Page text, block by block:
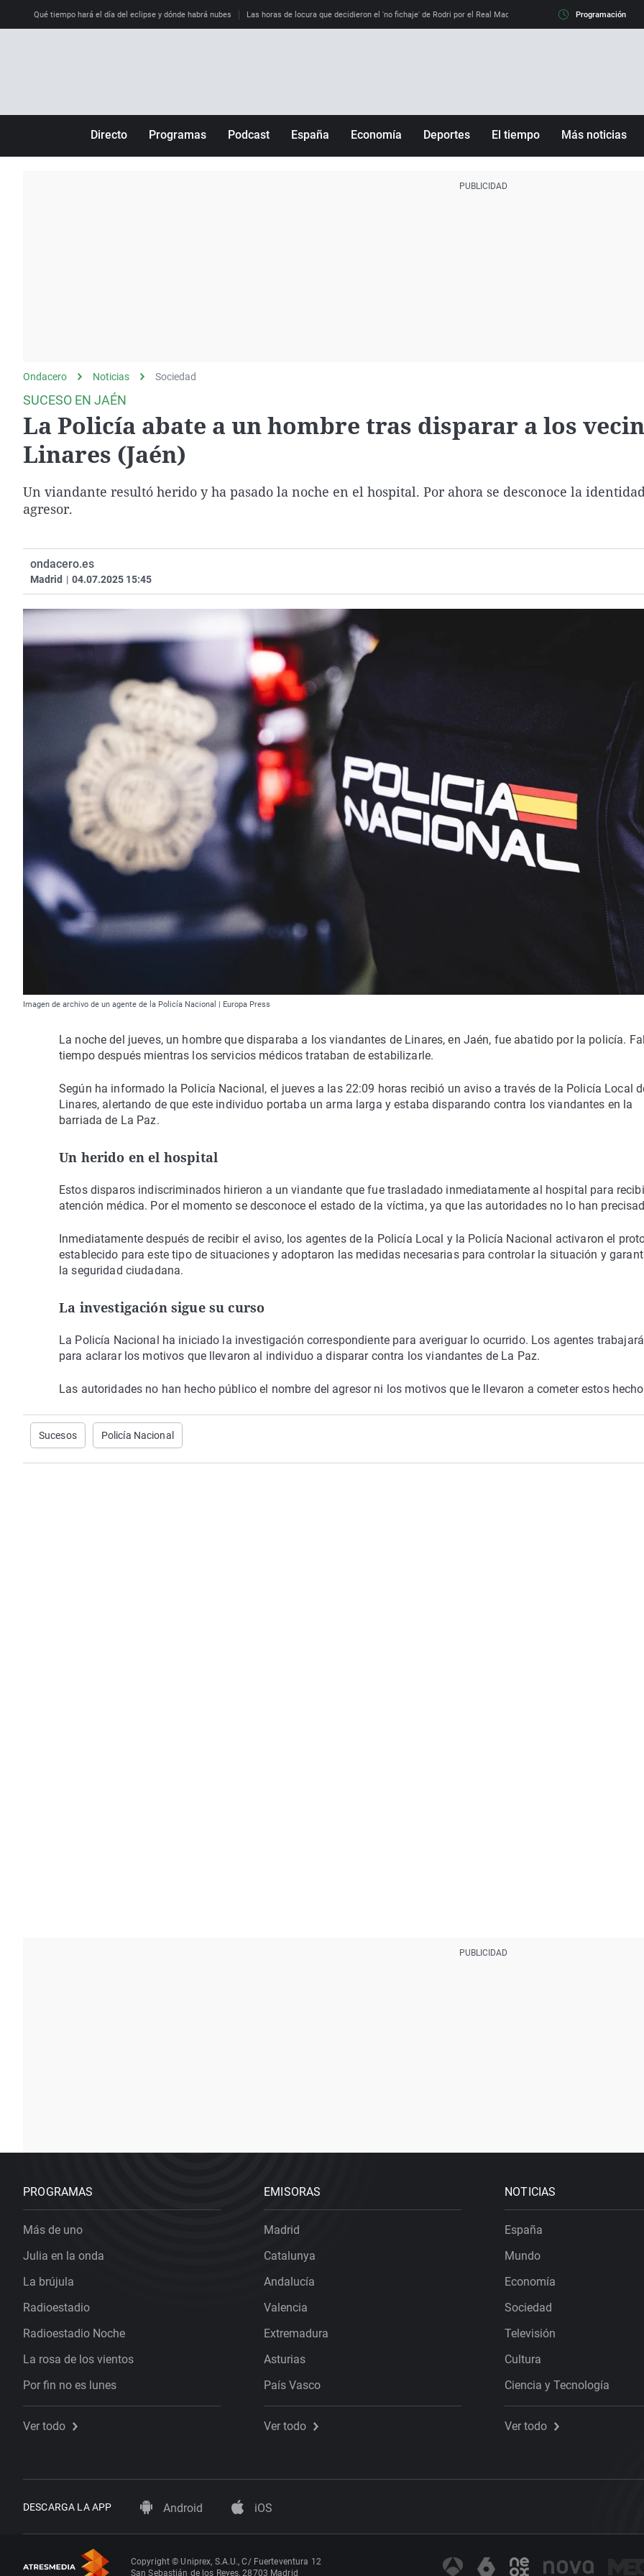
Qué tiempo hará el día del eclipse y dónde habrá nubes Las horas de locura que decidieron el 'no fichaje' de Rodri por el Real Madrid y su 'sí' al Barça La llamada
Programación
Directo Programas
Como el perro y el
Podcast
Equipo de investigación
España
País Vasco
Economía Deportes El tiempo Más noticias
Ondacero Noticias Sociedad
SUCESO EN JAÉN
La Policía abate a un hombre tras disparar a los
Linares (Jaén)
Un viandante resultó herido y ha pasado la noche en el hospital. Por ahora se desconoce la
agresor.
ondacero.es
Madrid | 04.07.2025 15:45
Imagen de archivo de un agente de la Policía Nacional | Europa Press
La noche del jueves, un hombre que disparaba a los viandantes de Linares, en Jaén, fue abatido por la policía.
tiempo después mientras los servicios médicos trataban de estabilizarle.
Según ha informado la Policía Nacional, el jueves a las 22:09 horas recibió un aviso a través de la Policía Local
Linares, alertando de que este individuo portaba un arma larga y estaba disparando contra los viandantes en la
barriada de La Paz.
Un herido en el hospital
Estos disparos indiscriminados hirieron a un viandante que fue trasladado inmediatamente al hospital para
atención médica. Por el momento se desconoce el estado de la víctima, ya que las autoridades no lo han
Inmediatamente después de recibir el aviso, los agentes de la Policía Local y la Policía Nacional activaron el
establecido para este tipo de situaciones y adoptaron las medidas necesarias para controlar la situación y
la seguridad ciudadana.
La investigación sigue su curso
La Policía Nacional ha iniciado la investigación correspondiente para averiguar lo ocurrido. Los agentes
para aclarar los motivos que llevaron al individuo a disparar contra los viandantes de La Paz.
Las autoridades no han hecho público el nombre del agresor ni los motivos que le llevaron a cometer estos
Sucesos Policía Nacional
PROGRAMAS
Más de uno
Julia en la onda
La brújula
Radioestadio
Radioestadio Noche
La rosa de los vientos
Por fin no es lunes
Ver todo
EMISORAS
Madrid
Catalunya
Andalucía
Valencia
Extremadura
Asturias
País Vasco
Ver todo
NOTICIAS
España
Mundo
Economía
Sociedad
Televisión
Cultura
Ciencia y Tecnología
Ver todo
DESCARGA LA APP Android iOS
Copyright © Uniprex, S.A.U., C/ Fuerteventura 12
San Sebastián de los Reyes, 28703 Madrid